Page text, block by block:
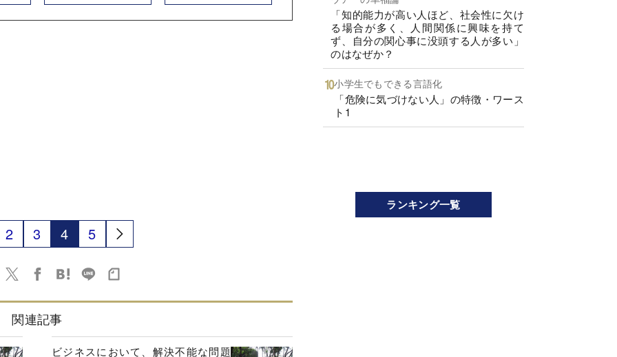
2 3 4 5
関連記事
ビジネスにおいて、解決不能な問題
「知的能力が高い人ほど、社会性に欠け
る場合が多く、人間関係に興味を持て
ず、自分の関心事に没頭する人が多い」
のはなぜか？
小学生でもできる言語化
「危険に気づけない人」の特徴・ワース
ト1
ランキング一覧